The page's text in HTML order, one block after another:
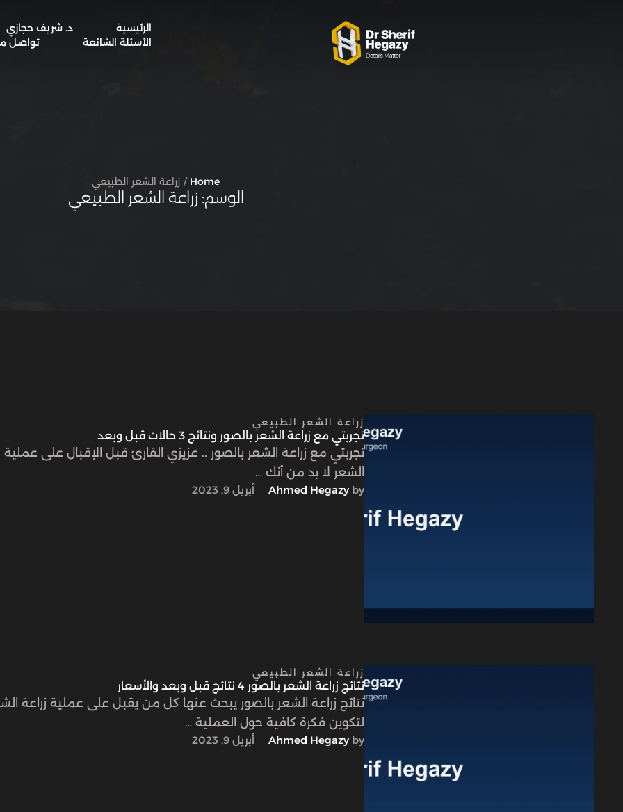
الرئيسية
د. شريف حجازي
الأسئلة الشائعة
تواصل
Home
/ زراعة الشعر الطبيعي
الوسم: زراعة الشعر الطبيعي
زراعة الشعر الطبيعي
تجربتي مع زراعة الشعر بالصور ونتائج 3 حالات قبل وبعد
تجربتي مع زراعة الشعر بالصور .. عزيزي القارئ قبل الإقبال على عملية
الشعر لا بد من أنك …
by
Ahmed Hegazy أبريل 9, 2023
زراعة الشعر الطبيعي
نتائج زراعة الشعر بالصور 4 نتائج قبل وبعد والأسعار
نتائج زراعة الشعر بالصور يبحث عنها كل من يقبل على عملية زراعة
لتكوين فكرة كافية حول العملية …
by
Ahmed Hegazy أبريل 9, 2023